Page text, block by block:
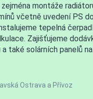
montáže
včetně uvedení PS
tepelná
Zajišťujeme
také solárních panelů
Ostrava a Přívoz